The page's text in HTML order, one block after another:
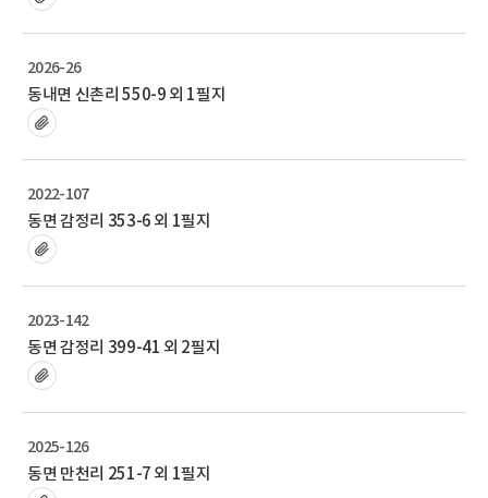
2026-26
동내면 신촌리 550-9 외 1필지
2022-107
동면 감정리 353-6 외 1필지
2023-142
동면 감정리 399-41 외 2필지
2025-126
동면 만천리 251-7 외 1필지